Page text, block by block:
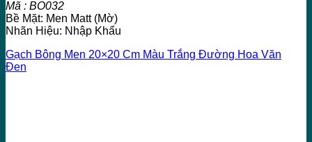
Mã : BO032
Bề Mặt: Men Matt (Mờ)
Nhãn Hiệu: Nhập Khẩu
Gạch Bông Men 20×20 Cm Màu Trắng Đường Hoa Văn
Đen